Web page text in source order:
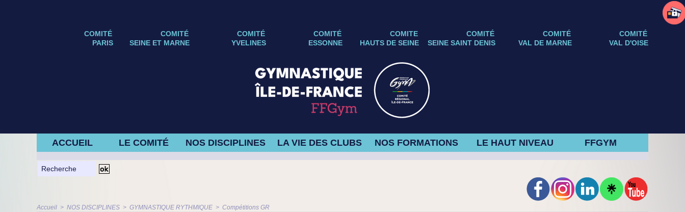
COMITÉ
COMITÉ
COMITÉ
COMITE
COMITÉ
COMITÉ
COMITÉ
COMITÉ
VAL D'OISE
VAL DE MARNE
SEINE SAINT DENIS
HAUTS DE SEINE
ESSONNE
YVELINES
SEINE ET MARNE
PARIS
ACCUEIL LE COMITÉ NOS DISCIPLINES LA VIE DES CLUBS NOS FORMATIONS LE HAUT NIVEAU FFGYM
Accueil > NOS DISCIPLINES > GYMNASTIQUE RYTHMIQUE > Compétitions GR